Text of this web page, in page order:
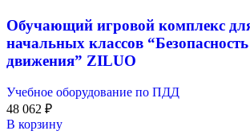
Обучающий игровой комплекс
начальных классов
движения” ZILUO
Учебное оборудование по ПДД
48 062 ₽
В корзину